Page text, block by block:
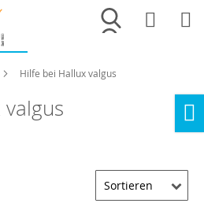
Merkliste
Hilfe bei Hallux valgus